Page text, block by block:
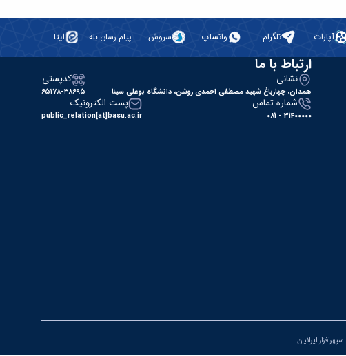
آپارات تلگرام واتساپ سروش پیام رسان بله ایتا
ارتباط با ما
نشانی
همدان، چهارباغ شهید مصطفی احمدی روشن، دانشگاه بوعلی سینا
کدپستی
۶۵۱۷۸-۳۸۶۹۵
شماره تماس
31400000 - 081
پست الکترونیک
public_relation[at]basu.ac.ir
سپهرافزار ایرانیان